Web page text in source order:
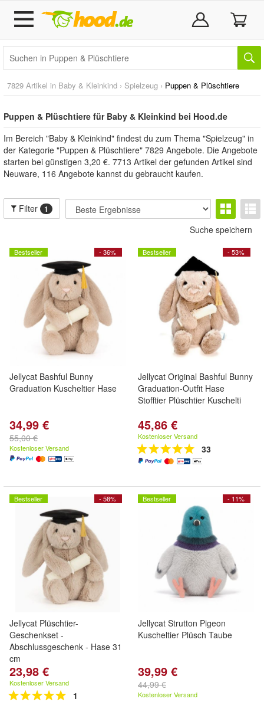
7829 Artikel in Baby & Kleinkind › Spielzeug › Puppen & Plüschtiere
Puppen & Plüschtiere für Baby & Kleinkind bei Hood.de
Im Bereich "Baby & Kleinkind" findest du zum Thema "Spielzeug" in
der Kategorie "Puppen & Plüschtiere" 7829 Angebote. Die Angebote
starten bei günstigen 3,20 €. 7713 Artikel der gefunden Artikel sind
Neuware, 116 Angebote kannst du gebraucht kaufen.
Filter 1
Suche speichern
- 36%
Bestseller
Jellycat Bashful Bunny
Graduation Kuscheltier Hase
34,99 €
55,00 €
Kostenloser Versand
- 53%
Bestseller
Jellycat Original Bashful Bunny
Graduation-Outfit Hase
Stofftier Plüschtier Kuschelti
45,86 €
Kostenloser Versand
33
- 58%
Bestseller
Jellycat Plüschtier-
Geschenkset -
Abschlussgeschenk - Hase 31
cm
23,98 €
Kostenloser Versand
1
- 11%
Bestseller
Jellycat Strutton Pigeon
Kuscheltier Plüsch Taube
39,99 €
44,99 €
Kostenloser Versand